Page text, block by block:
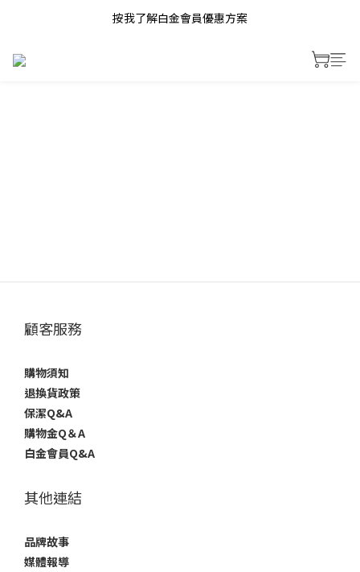
按我了解白金會員優惠方案
顧客服務
購物須知
退換貨政策
保潔Q&A
購物金Q＆A
白金會員Q&A
其他連結
品牌故事
媒體報導